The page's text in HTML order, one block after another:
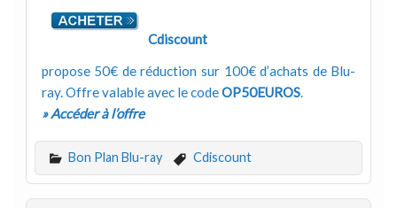
Cdiscount
propose 50€ de réduction sur 100€ d’achats de Blu-
ray. Offre valable avec le codeOP50EUROS.
» Accéder à l’offre
Bon Plan Blu-ray Cdiscount